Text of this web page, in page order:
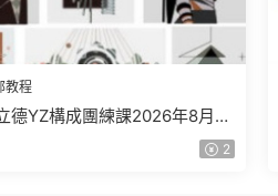
教程
德YZ構成團練課2026年8月已
2